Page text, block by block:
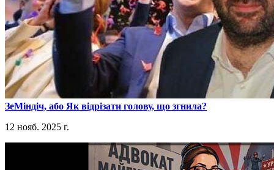
​ЗеМіндіч, або Як відрізати голову, що згнила?
12 нояб. 2025 г.